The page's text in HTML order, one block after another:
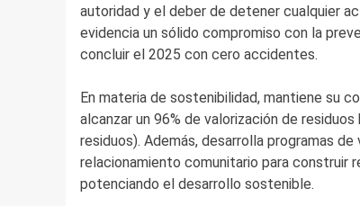
autoridad y el deber de detener cualquier
evidencia un sólido compromiso con la
concluir el 2025 con cero accidentes.
En materia de sostenibilidad, mantiene su
alcanzar un 96% de valorización de
residuos). Además, desarrolla programas
relacionamiento comunitario para construir
potenciando el desarrollo sostenible.